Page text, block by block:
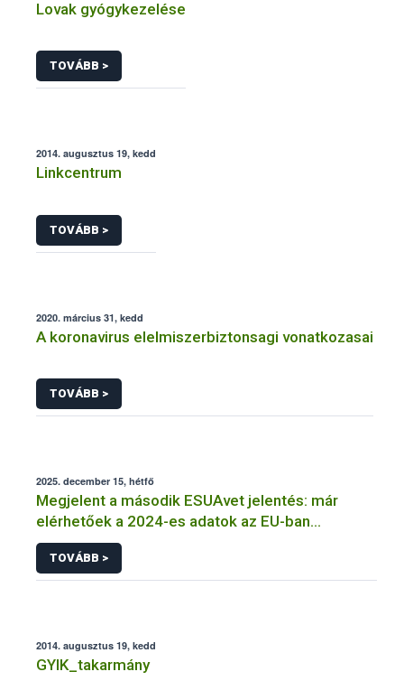
Lovak gyógykezelése
TOVÁBB >
2014. augusztus 19, kedd
Linkcentrum
TOVÁBB >
2020. március 31, kedd
A koronavirus elelmiszerbiztonsagi vonatkozasai
TOVÁBB >
2025. december 15, hétfő
Megjelent a második ESUAvet jelentés: már
elérhetőek a 2024-es adatok az EU-ban
értékesített és felhasznált állatgyógyászati
antimikrobiális szerekről
TOVÁBB >
2014. augusztus 19, kedd
GYIK_takarmány